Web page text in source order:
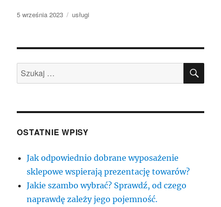
Data
5 września 2023 Kategorie
usługi
Szukaj:
OSTATNIE WPISY
Jak odpowiednio dobrane wyposażenie
sklepowe wspierają prezentację towarów?
Jakie szambo wybrać? Sprawdź, od czego
naprawdę zależy jego pojemność.